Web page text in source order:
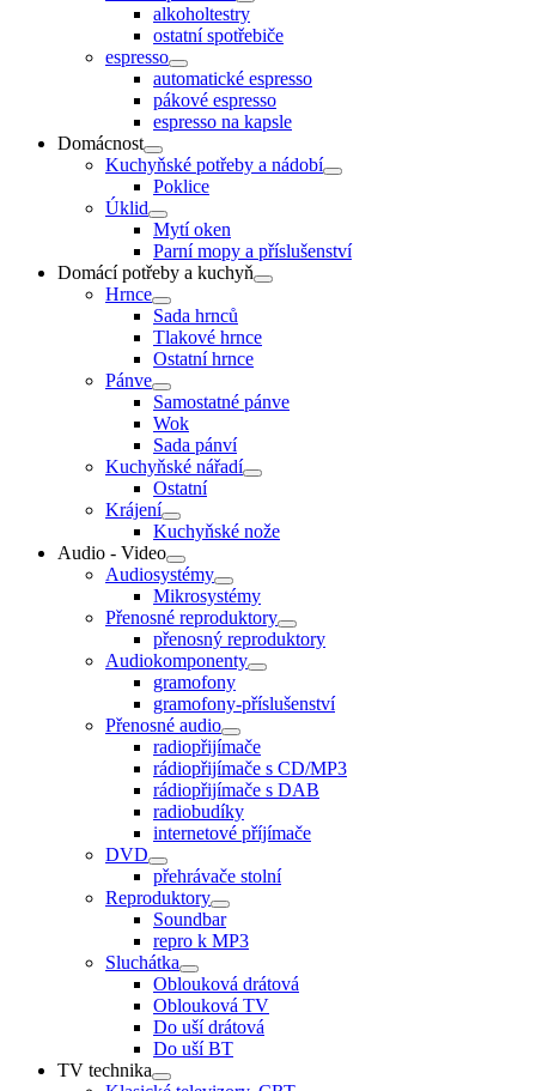
alkoholtestry
ostatní spotřebiče
espresso
automatické espresso
pákové espresso
espresso na kapsle
Domácnost
Kuchyňské potřeby a nádobí
Poklice
Úklid
Mytí oken
Parní mopy a příslušenství
Domácí potřeby a kuchyň
Hrnce
Sada hrnců
Tlakové hrnce
Ostatní hrnce
Pánve
Samostatné pánve
Wok
Sada pánví
Kuchyňské nářadí
Ostatní
Krájení
Kuchyňské nože
Audio - Video
Audiosystémy
Mikrosystémy
Přenosné reproduktory
přenosný reproduktory
Audiokomponenty
gramofony
gramofony-příslušenství
Přenosné audio
radiopřijímače
rádiopřijímače s CD/MP3
rádiopřijímače s DAB
radiobudíky
internetové příjímače
DVD
přehrávače stolní
Reproduktory
Soundbar
repro k MP3
Sluchátka
Oblouková drátová
Oblouková TV
Do uší drátová
Do uší BT
TV technika